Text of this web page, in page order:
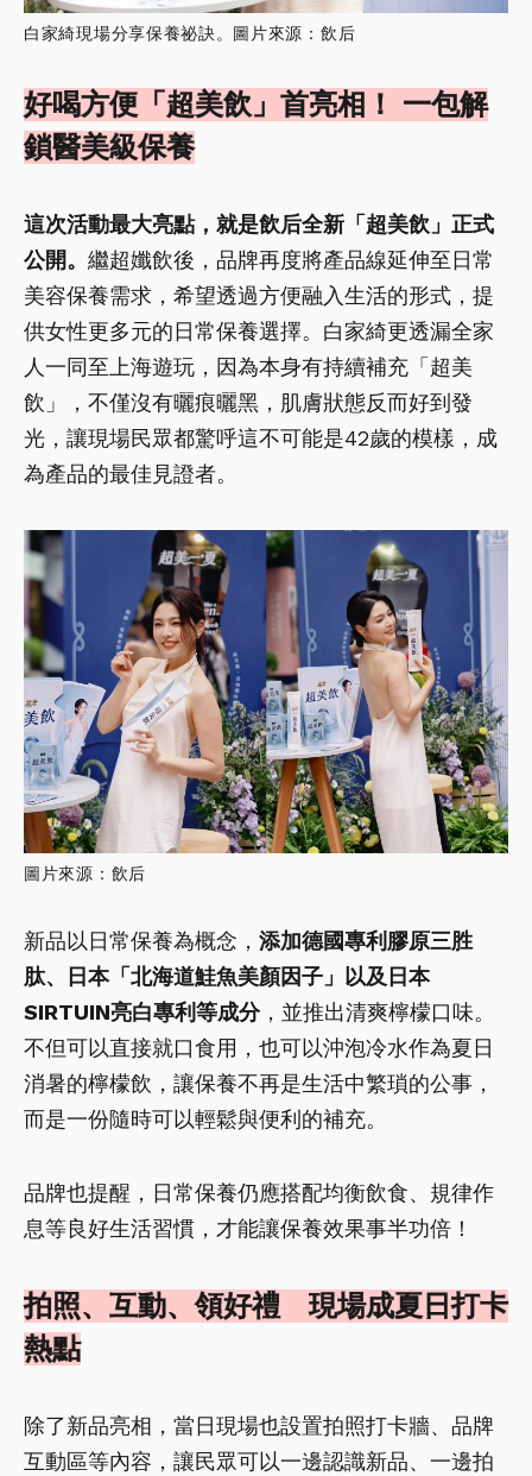
白家綺現場分享保養祕訣。圖片來源：飲后
好喝方便「超美飲」首亮相！ 一包解
鎖醫美級保養
這次活動最大亮點，就是飲后全新「超美飲」正式
公開。 繼超孅飲後，品牌再度將產品線延伸至日常
美容保養需求，希望透過方便融入生活的形式，提
供女性更多元的日常保養選擇。白家綺更透漏全家
人一同至上海遊玩，因為本身有持續補充「超美
飲」，不僅沒有曬痕曬黑，肌膚狀態反而好到發
光，讓現場民眾都驚呼這不可能是42歲的模樣，成
為產品的最佳見證者。
圖片來源：飲后
新品以日常保養為概念， 添加德國專利膠原三胜
肽、日本「北海道鮭魚美顏因子」以及日本
SIRTUIN亮白專利等成分，並推出清爽檸檬口味。
不但可以直接就口食用，也可以沖泡冷水作為夏日
消暑的檸檬飲，讓保養不再是生活中繁瑣的公事，
而是一份隨時可以輕鬆與便利的補充。
品牌也提醒，日常保養仍應搭配均衡飲食、規律作
息等良好生活習慣，才能讓保養效果事半功倍！
拍照、互動、領好禮 現場成夏日打卡
熱點
除了新品亮相，當日現場也設置拍照打卡牆、品牌
互動區等內容，讓民眾可以一邊認識新品、一邊拍